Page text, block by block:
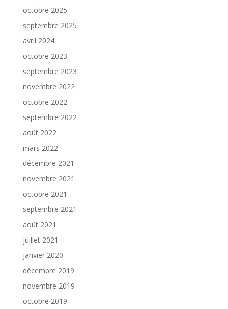
octobre 2025
septembre 2025
avril 2024
octobre 2023
septembre 2023
novembre 2022
octobre 2022
septembre 2022
août 2022
mars 2022
décembre 2021
novembre 2021
octobre 2021
septembre 2021
août 2021
juillet 2021
janvier 2020
décembre 2019
novembre 2019
octobre 2019